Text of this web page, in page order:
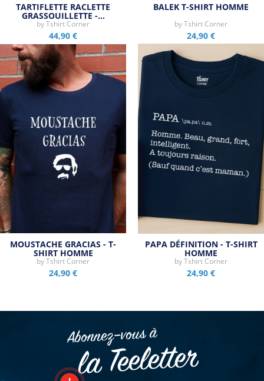
TARTIFLETTE RACLETTE
GRASSOUILLETTE -…
byTshirt Corner
44,90 €
BALEK T-SHIRT HOMME
byTshirt Corner
24,90 €
MOUSTACHE GRACIAS - T-
SHIRT HOMME
byTshirt Corner
24,90 €
PAPA DÉFINITION - T-SHIRT
HOMME
byTshirt Corner
24,90 €
Abonnez–vous à
la Teeletter